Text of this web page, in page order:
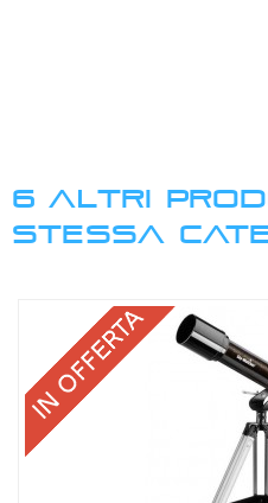
6 ALTRI
STESSA